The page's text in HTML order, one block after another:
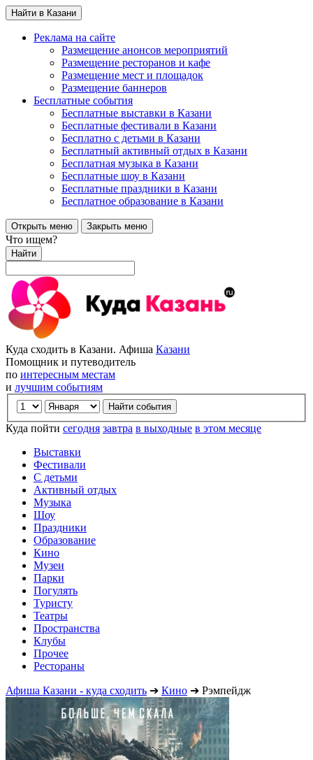
Найти в Казани
Реклама на сайте
Размещение анонсов мероприятий
Размещение ресторанов и кафе
Размещение мест и площадок
Размещение баннеров
Бесплатные события
Бесплатные выставки в Казани
Бесплатные фестивали в Казани
Бесплатно с детьми в Казани
Бесплатный активный отдых в Казани
Бесплатная музыка в Казани
Бесплатные шоу в Казани
Бесплатные праздники в Казани
Бесплатное образование в Казани
Открыть меню Закрыть меню
Что ищем?
Найти
Куда сходить в Казани. Афиша Казани
Помощник и путеводитель
по интересным местам
и лучшим событиям
Куда пойти сегодня завтра в выходные в этом месяце
Выставки
Фестивали
С детьми
Активный отдых
Музыка
Шоу
Праздники
Образование
Кино
Музеи
Парки
Погулять
Туристу
Театры
Пространства
Клубы
Прочее
Рестораны
Афиша Казани - куда сходить ➔ Кино ➔ Рэмпейдж